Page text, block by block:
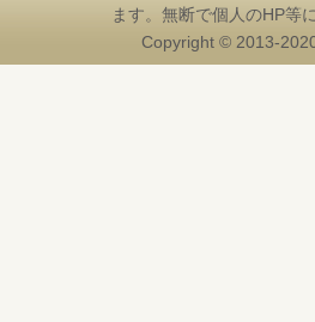
ます。無断で個人のHP等
Copyright © 2013-